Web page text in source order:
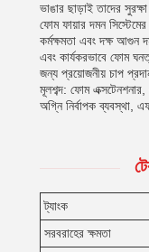
ভাঙার ছাড়াই তাদের
ফোম ফায়ার দমন
কর্মক্ষমতা এবং দক্ষ আগুন
এবং কার্যকরভাবে ফোম
জন্য প্রয়োজনীয় চাপ
মূলশব্দ: ফোম
অগ্নি নির্বাপক ব্যবস্থা,
ট্যাংক
সরবরাহের ক্ষমতা